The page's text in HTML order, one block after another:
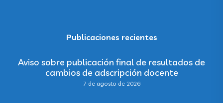
Publicaciones recientes
Aviso sobre publicación final de resultados de
cambios de adscripción docente
7 de agosto de 2026